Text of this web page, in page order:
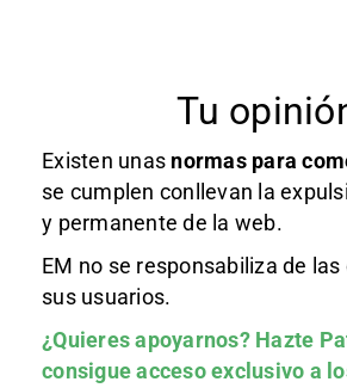
Tu
Existen unas normas para
se cumplen conllevan la
y permanente de la web.
EM no se responsabiliza de
sus usuarios.
¿Quieres apoyarnos? Hazte
consigue acceso exclusivo a